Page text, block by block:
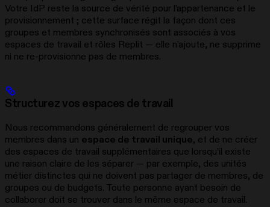
Votre IdP reste la source de vérité pour l’appartenance et le
provisionnement ; cette surface régit la façon dont ces
groupes et membres synchronisés sont associés à vos
espaces de travail et rôles Replit — elle n’ajoute, ne supprime
ni ne re-provisionne pas de membres.
Structurez vos espaces de travail
Nous recommandons généralement de regrouper vos
membres dans un espace de travail unique, et de ne créer
des espaces de travail supplémentaires que lorsqu’il existe
une raison claire de les séparer — par exemple, des unités
métier distinctes qui ne doivent pas partager de membres, de
groupes ou de budgets. Toute personne ayant besoin de
collaborer doit se trouver dans le même espace de travail.